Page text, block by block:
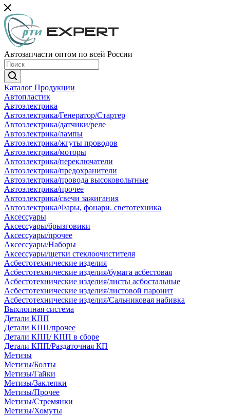
Автозапчасти оптом по всей России
Каталог Продукции
Автопластик
Автоэлектрика
Автоэлектрика/Генератор/Стартер
Автоэлектрика/датчики/реле
Автоэлектрика/лампы
Автоэлектрика/жгуты проводов
Автоэлектрика/моторы
Автоэлектрика/переключатели
Автоэлектрика/предохранители
Автоэлектрика/провода высоковольтные
Автоэлектрика/прочее
Автоэлектрика/свечи зажигания
Автоэлектрика/Фары, фонари. светотехника
Аксессуары
Аксессуары/брызговики
Аксессуары/прочее
Аксессуары/Наборы
Аксессуары/щетки стеклоочистителя
Асбестотехнические изделия
Асбестотехнические изделия/бумага асбестовая
Асбестотехнические изделия/листы асбостальные
Асбестотехнические изделия/листовой паронит
Асбестотехнические изделия/Сальниковая набивка
Выхлопная система
Детали КПП
Детали КПП/прочее
Детали КПП/ КПП в сборе
Детали КПП/Раздаточная КП
Метизы
Метизы/Болты
Метизы/Гайки
Метизы/Заклепки
Метизы/Прочее
Метизы/Стремянки
Метизы/Хомуты